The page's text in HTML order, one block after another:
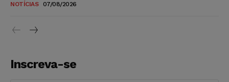
NOTÍCIAS 07/08/2026
Inscreva-se